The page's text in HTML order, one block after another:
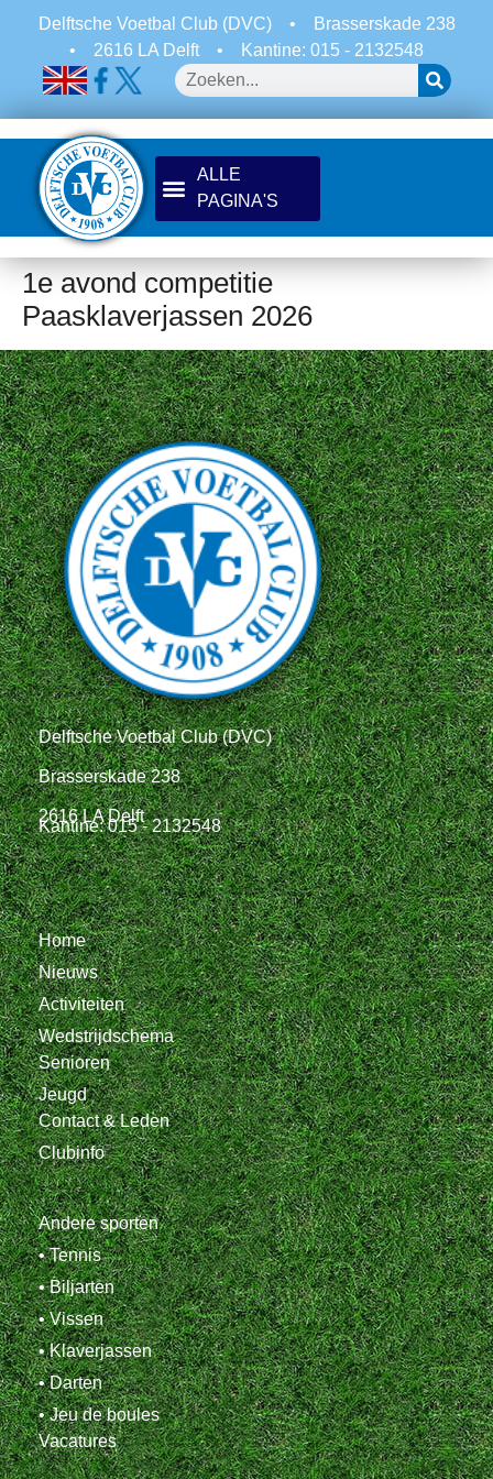
Delftsche Voetbal Club (DVC) •
Brasserskade 238
•
2616 LA Delft • Kantine: 015 - 2132548
1e avond competitie
Paasklaverjassen 2026
Delftsche Voetbal Club (DVC)
Brasserskade 238
2616 LA Delft
Kantine: 015 - 2132548
Home
Nieuws
Activiteiten
Wedstrijdschema
Senioren
Jeugd
Contact & Leden
Clubinfo
Andere sporten
• Tennis
• Biljarten
• Vissen
• Klaverjassen
• Darten
• Jeu de boules
Vacatures